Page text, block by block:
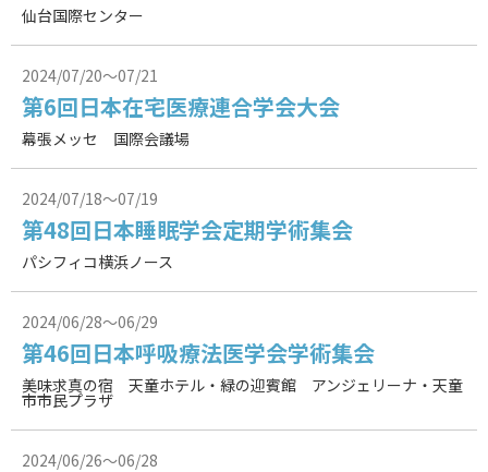
仙台国際センター
2024/07/20～07/21
第6回日本在宅医療連合学会大会
幕張メッセ 国際会議場
2024/07/18～07/19
第48回日本睡眠学会定期学術集会
パシフィコ横浜ノース
2024/06/28～06/29
第46回日本呼吸療法医学会学術集会
美味求真の宿 天童ホテル・緑の迎賓館 アンジェリーナ・天童
市市民プラザ
2024/06/26～06/28